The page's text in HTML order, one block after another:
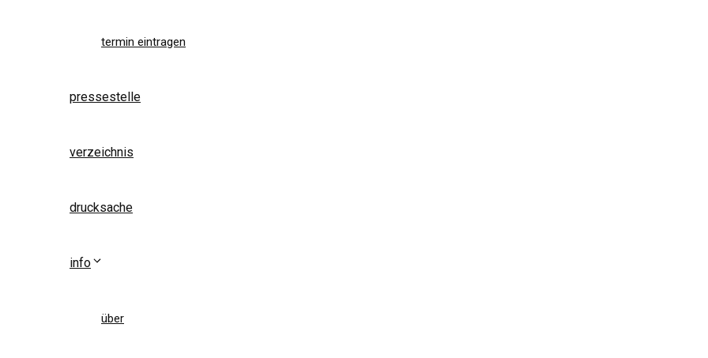
termin eintragen
pressestelle
verzeichnis
drucksache
info
über